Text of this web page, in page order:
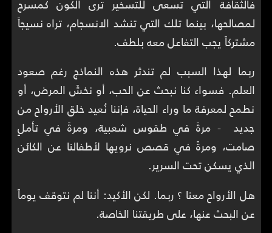
لمصالحها، بينما تلك التي تنشد الانسجام، تراه نسيجاً
مشتركاً يجب التفاعل معه بلطف.
ربما لهذا السبب لم تندثر هذه النماذج رغم صعود
العلم. فسواء كنا نبحث عن الحب، أو نخشَ المرض، أو
نطمح لمعرفة ما وراء الحياة، فإننا نُعيد خلق الأرواح من
جديد - مرةً في طقوس شعبية، ومرةً في تأملٍ
صامت، ومرةً في قصص نرويها لأطفالنا عن الكائن
الذي يسكن تحت السرير.
هل الأرواح معنا ؟ ربما. لكن الأكيد: أننا لم نتوقف يوماً
عن البحث عنها، على طريقتنا الخاصة.